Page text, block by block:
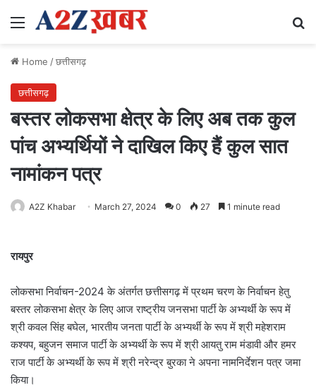
Menu
Home /छत्तीसगढ़
छत्तीसगढ़
बस्तर लोकसभा क्षेत्र के लिए अब तक कुल
पांच अभ्यर्थियों ने दाखिल किए हैं कुल सात
नामांकन पत्र
A2Z Khabar March 27, 2024 0 27 1 minute read
रायपुर
लोकसभा निर्वाचन-2024 के अंतर्गत छत्तीसगढ़ में प्रथम चरण के निर्वाचन हेतु
बस्तर लोकसभा क्षेत्र के लिए आज राष्ट्रीय जनसभा पार्टी के अभ्यर्थी के रूप में
श्री कवल सिंह बघेल, भारतीय जनता पार्टी के अभ्यर्थी के रूप में श्री महेशराम
कश्यप, बहुजन समाज पार्टी के अभ्यर्थी के रूप में श्री आयतु राम मंडावी और हमर
राज पार्टी के अभ्यर्थी के रूप में श्री नरेन्द्र बुरका ने अपना नामनिर्देशन पत्र जमा
किया।